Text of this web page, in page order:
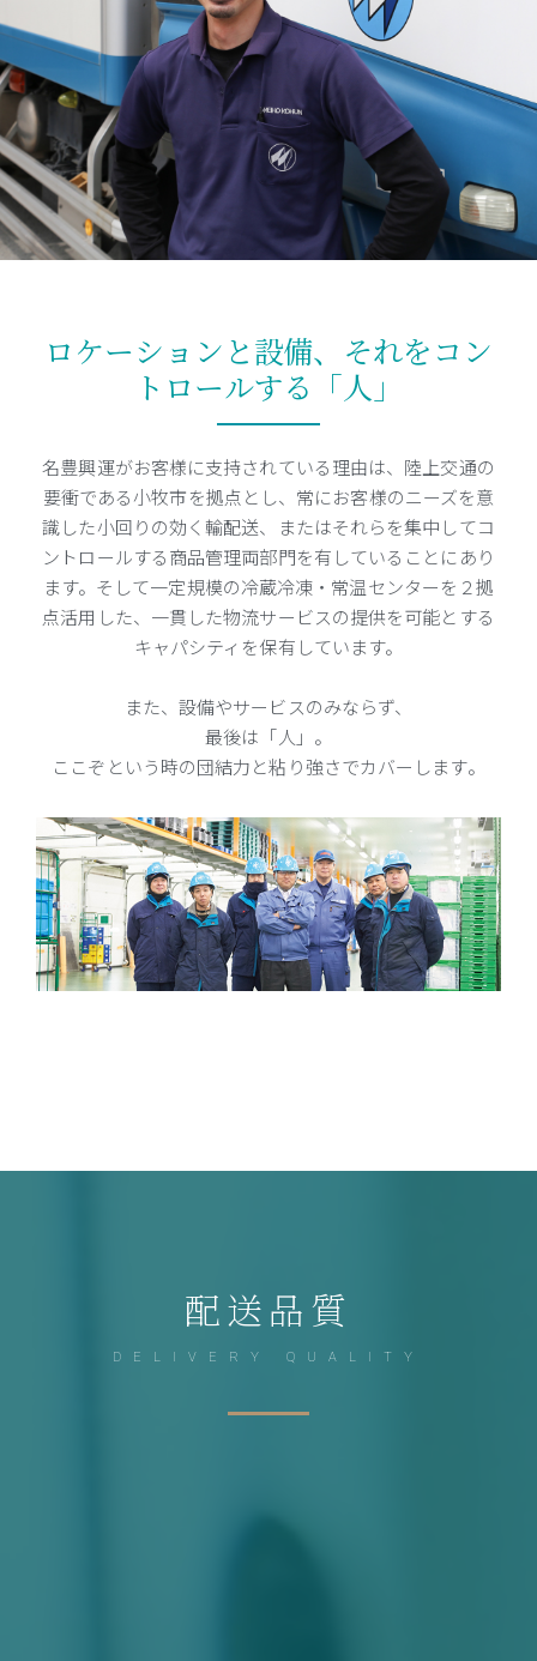
ロケーションと設備、それをコン
トロールする「人」
名豊興運がお客様に支持されている理由は、陸上交通の
要衝である小牧市を拠点とし、常にお客様のニーズを意
識した小回りの効く輸配送、またはそれらを集中してコ
ントロールする商品管理両部門を有していることにあり
ます。そして一定規模の冷蔵冷凍・常温センターを２拠
点活用した、一貫した物流サービスの提供を可能とする
キャパシティを保有しています。
また、設備やサービスのみならず、
最後は「人」。
ここぞという時の団結力と粘り強さでカバーします。
配送品質
DELIVERY QUALITY